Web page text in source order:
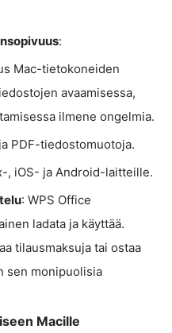
:
Mac-tietokoneiden
avaamisessa,
ilmene ongelmia.
PDF-tiedostomuotoja.
, iOS- ja Android-laitteille.
: WPS Office
ladata ja käyttää.
tilausmaksuja tai ostaa
sen monipuolisia
Macille